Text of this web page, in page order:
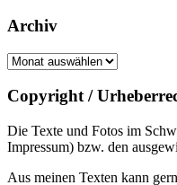
Archiv
Archiv
Copyright /
Die Texte und Fotos im
Impressum) bzw. den
Aus meinen Texten kann